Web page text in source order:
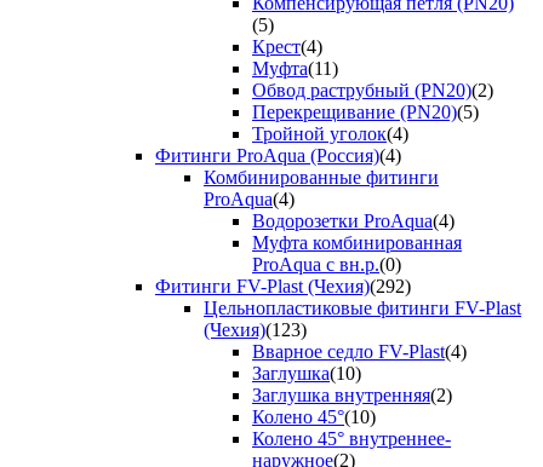
(5)
Крест(4)
Муфта(11)
Обвод раструбный (PN20)(2)
Перекрещивание (PN20)(5)
Тройной уголок(4)
Фитинги ProAqua (Россия)(4)
Комбинированные фитинги
ProAqua(4)
Водорозетки ProAqua(4)
Муфта комбинированная
ProAqua с вн.р.(0)
Фитинги FV-Plast (Чехия)(292)
Цельнопластиковые фитинги FV-Plast
(Чехия)(123)
Вварное седло FV-Plast(4)
Заглушка(10)
Заглушка внутренняя(2)
Колено 45°(10)
Колено 45° внутреннее-
наружное(2)